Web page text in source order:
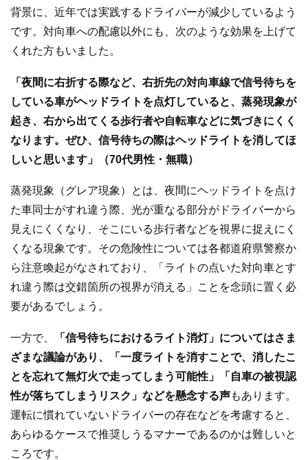
背景に、近年では実践するドライバーが減少しているよう
です。対向車への配慮以外にも、次のような効果を上げて
くれた方もいました。
「夜間に右折する際など、右折先の対向車線で信号待ちを
している車がヘッドライトを点灯していると、蒸発現象が
起き、右から出てくる歩行者や自転車などに気づきにくく
なります。ぜひ、信号待ちの際はヘッドライトを消してほ
しいと思います」（70代男性・無職）
蒸発現象（グレア現象）とは、夜間にヘッドライトを点け
た車同士がすれ違う際、光が重なる部分がドライバーから
見えにくくなり、そこにいる歩行者などを視界に捉えにく
くなる現象です。その危険性については各都道府県警察か
ら注意喚起がなされており、「ライトの点いた対向車とす
れ違う際は交錯箇所の視界が消える」ことを念頭に置く必
要があるでしょう。
一方で、
「信号待ちにおけるライト消灯」についてはさま
ざまな議論があり、「一度ライトを消すことで、消したこ
とを忘れて無灯火で走ってしまう可能性」「自車の被視認
性が落ちてしまうリスク」などを懸念する声もあります。
運転に慣れていないドライバーの存在などを考慮すると、
あらゆるケースで推奨しうるマナーであるのかは難しいと
ころです。